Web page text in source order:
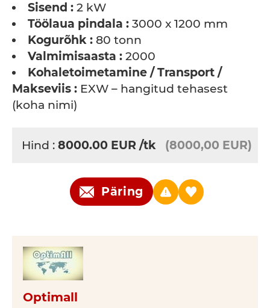
Sisend : 2 kW
Töölaua pindala : 3000 x 1200 mm
Kogurõhk : 80 tonn
Valmimisaasta : 2000
Kohaletoimetamine / Transport /
Makseviis : EXW – hangitud tehasest
(koha nimi)
Hind : 8000.00 EUR /tk (8000,00 EUR)
Päring
Optimall